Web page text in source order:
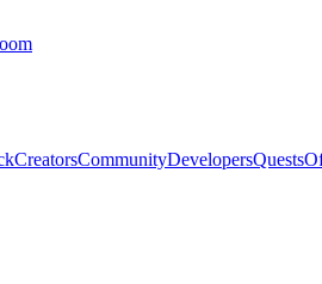
CreatorsCommunityDevelopersQuests